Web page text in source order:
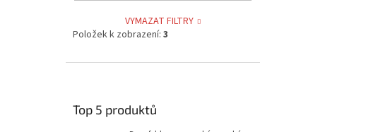
VYMAZAT FILTRY
Položek k zobrazení: 3
Top 5 produktů